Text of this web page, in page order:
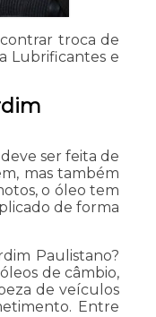
troca de
Lubrificantes e
ser feita de
mas também
o óleo tem
de forma
Paulistano?
de câmbio,
de veículos
Entre